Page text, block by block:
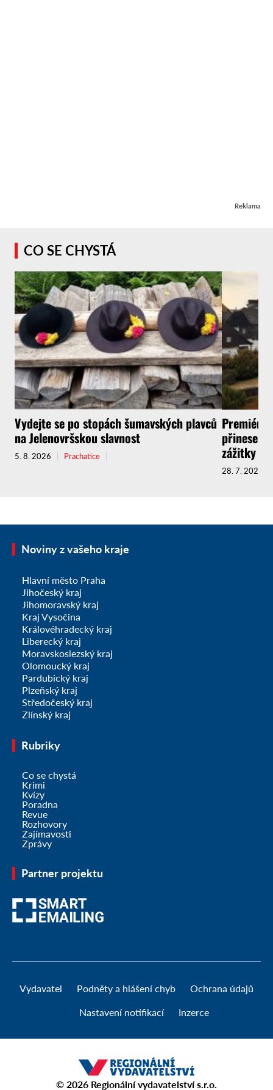
Reklama
CO SE CHYSTÁ
Vydejte se po stopách šumavských plavců
na Jelenovršskou slavnost
5. 8. 2026 Prachatice
přinese
zážitky
28. 7. 2026
Noviny z vašeho kraje
Hlavní město Praha
Jihočeský kraj
Jihomoravský kraj
Kraj Vysočina
Královéhradecký kraj
Liberecký kraj
Moravskoslezský kraj
Olomoucký kraj
Pardubický kraj
Plzeňský kraj
Středočeský kraj
Zlínský kraj
Rubriky
Co se chystá
Krimi
Kvízy
Poradna
Revue
Rozhovory
Zajímavosti
Zprávy
Partner projektu
Vydavatel Podněty a hlášení chyb Ochrana údajů
Nastavení notifikací Inzerce
© 2026 Regionální vydavatelství s.r.o.